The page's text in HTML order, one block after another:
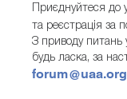
Приєднуйтеся до
та реєстрація за
З приводу питань
будь ласка, за